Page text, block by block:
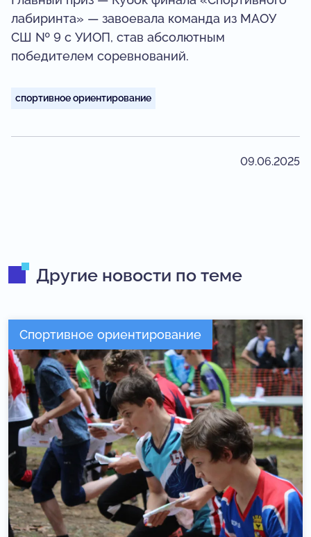
лабиринта» — завоевала команда из МАОУ
СШ № 9 с УИОП, став абсолютным
победителем соревнований.
спортивное ориентирование
09.06.2025
Другие новости по теме
Спортивное ориентирование